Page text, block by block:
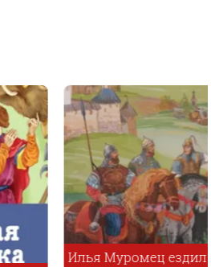
Илья Муромец ездил с